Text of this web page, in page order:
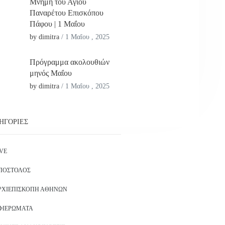
Μνήμη του Αγίου
Παναρέτου Επισκόπου
Πάφου | 1 Μαΐου
by dimitra / 1 Μαΐου , 2025
Πρόγραμμα ακολουθιών
μηνός Μαΐου
by dimitra / 1 Μαΐου , 2025
ΑΘΗΝΏΝ